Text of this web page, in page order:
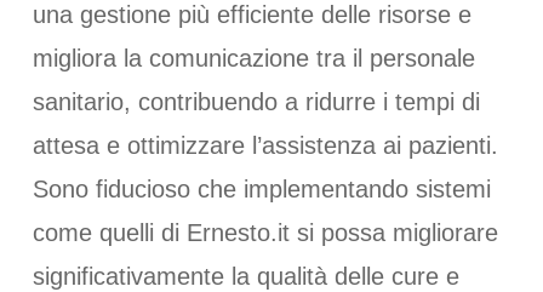
una gestione più efficiente delle risorse e
migliora la comunicazione tra il personale
sanitario, contribuendo a ridurre i tempi di
attesa e ottimizzare l’assistenza ai pazienti.
Sono fiducioso che implementando sistemi
come quelli di Ernesto.it si possa migliorare
significativamente la qualità delle cure e